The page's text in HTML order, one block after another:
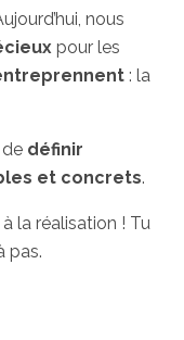
nous
pour les
: la
définir
et concrets.
la réalisation ! Tu
pas.